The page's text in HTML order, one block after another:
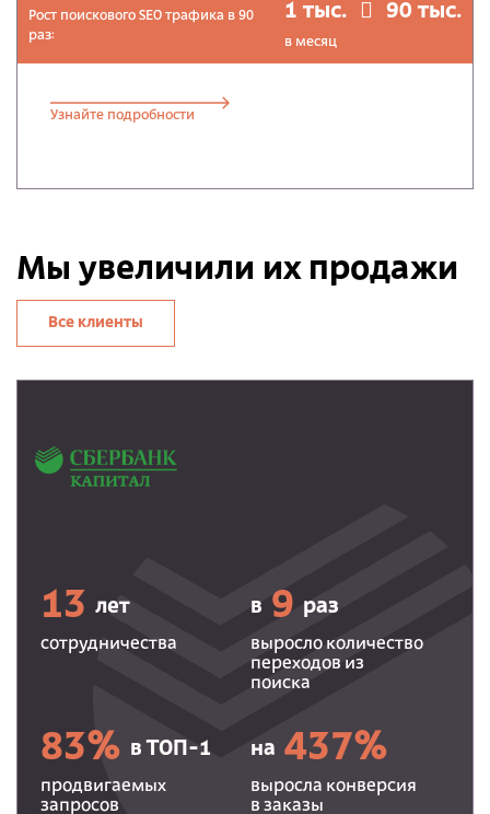
Рост поискового SEO трафика в 90
раз:
1 тыс. 90 тыс.
в месяц
Узнайте подробности
Мы увеличили их продажи
Все клиенты
13 лет
сотрудничества
в 9 раз
выросло количество
переходов из
поиска
83% в ТОП-1
продвигаемых
запросов
на 437%
выросла конверсия
в заказы